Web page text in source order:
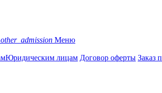
other_admission Меню
Юридическим лицам Договор оферты Заказ